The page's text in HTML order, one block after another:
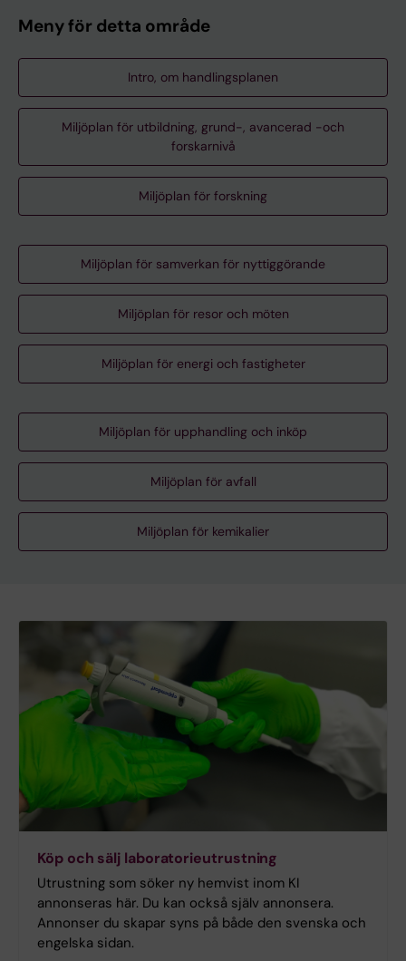
Meny för detta område
Intro, om handlingsplanen
Miljöplan för utbildning, grund-, avancerad -och
forskarnivå
Miljöplan för forskning
Miljöplan för samverkan för nyttiggörande
Miljöplan för resor och möten
Miljöplan för energi och fastigheter
Miljöplan för upphandling och inköp
Miljöplan för avfall
Miljöplan för kemikalier
Köp och sälj laboratorieutrustning
Utrustning som söker ny hemvist inom KI
annonseras här. Du kan också själv annonsera.
Annonser du skapar syns på både den svenska och
engelska sidan.